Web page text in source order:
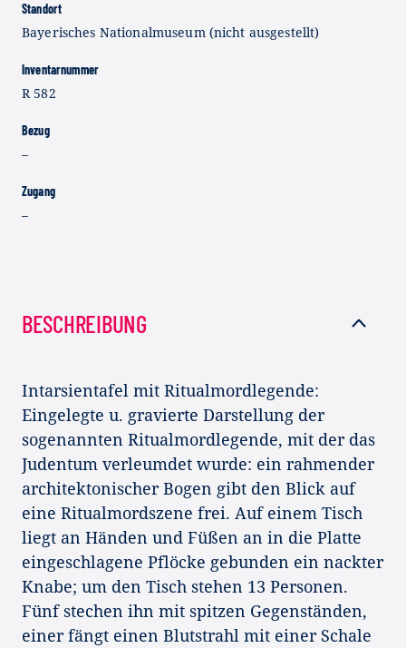
Standort
Bayerisches Nationalmuseum (nicht ausgestellt)
Inventarnummer
R 582
Bezug
–
Zugang
–
BESCHREIBUNG
Intarsientafel mit Ritualmordlegende:
Eingelegte u. gravierte Darstellung der
sogenannten Ritualmordlegende, mit der das
Judentum verleumdet wurde: ein rahmender
architektonischer Bogen gibt den Blick auf
eine Ritualmordszene frei. Auf einem Tisch
liegt an Händen und Füßen an in die Platte
eingeschlagene Pflöcke gebunden ein nackter
Knabe; um den Tisch stehen 13 Personen.
Fünf stechen ihn mit spitzen Gegenständen,
einer fängt einen Blutstrahl mit einer Schale